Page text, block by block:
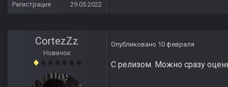
Регистрация
29.05.2022
CortezZz
Новичок
Опубликовано 10 февраля
С релизом. Можно сразу